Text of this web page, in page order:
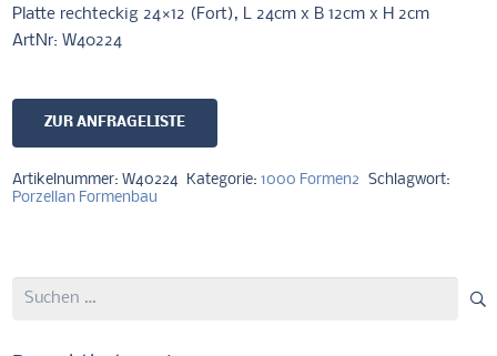
Platte rechteckig 24×12 (Fort), L 24cm x B 12cm x H 2cm
ArtNr: W40224
ZUR ANFRAGELISTE
Artikelnummer:W40224 Kategorie:1000 Formen2 Schlagwort:
Porzellan Formenbau
Suchen